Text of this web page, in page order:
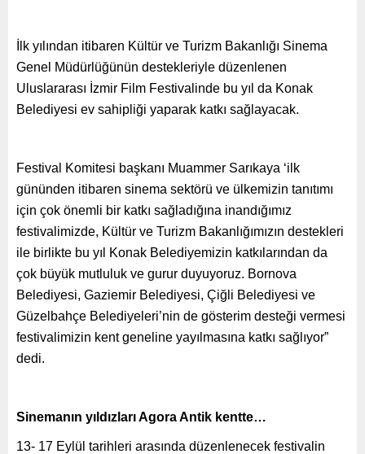
İlk yılından itibaren Kültür ve Turizm Bakanlığı Sinema
Genel Müdürlüğünün destekleriyle düzenlenen
Uluslararası İzmir Film Festivalinde bu yıl da Konak
Belediyesi ev sahipliği yaparak katkı sağlayacak.
Festival Komitesi başkanı Muammer Sarıkaya ‘ilk
gününden itibaren sinema sektörü ve ülkemizin tanıtımı
için çok önemli bir katkı sağladığına inandığımız
festivalimizde, Kültür ve Turizm Bakanlığımızın destekleri
ile birlikte bu yıl Konak Belediyemizin katkılarından da
çok büyük mutluluk ve gurur duyuyoruz. Bornova
Belediyesi, Gaziemir Belediyesi, Çiğli Belediyesi ve
Güzelbahçe Belediyeleri’nin de gösterim desteği vermesi
festivalimizin kent geneline yayılmasına katkı sağlıyor”
dedi.
Sinemanın yıldızları Agora Antik kentte…
13- 17 Eylül tarihleri arasında düzenlenecek festivalin